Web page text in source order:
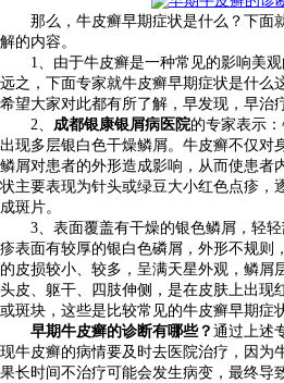
那么，牛皮癣早期症状是什么？下面
解的内容。
1、由于牛皮癣是一种常见的影响美观
远之，下面专家就牛皮癣早期症状是什么
希望大家对此都有所了解，早发现，早治
2、 成都银康银屑病医院的专家表示
出现多层银白色干燥鳞屑。牛皮癣不仅对
鳞屑对患者的外形造成影响，从而使患者
状主要表现为针头或绿豆大小红色点疹，
成斑片。
3、表面覆盖有干燥的银色鳞屑，轻轻
疹表面有较厚的银白色磷屑，外形不规则
的皮损较小、较多，呈满天星外观，鳞屑
头皮、躯干、四肢伸侧，是在皮肤上出现
或斑块，这些是比较常见的牛皮癣早期症
早期牛皮癣的诊断有哪些？ 通过上述
现牛皮癣的病情要及时去医院治疗，因为
果长时间不治疗可能会发生病变，最终导